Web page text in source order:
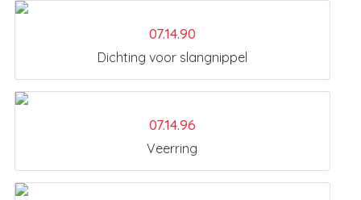
07.14.90
Dichting voor slangnippel
07.14.96
Veerring